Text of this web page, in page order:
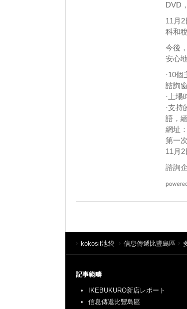
DVD
11月
科和
今後
安心
·10
諮詢
·上場
·支持
語，
網址：
第一
11月
諮詢
kokosil池袋 信息傳遞比豐島區
記事範疇
IKEBUKURO新店レポート
信息傳遞比豐島區